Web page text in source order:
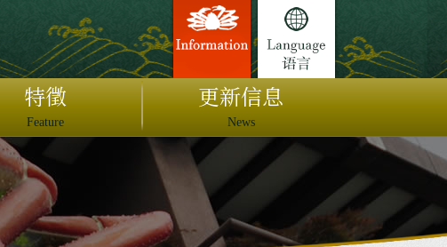
特徵
Feature
更新信息
News